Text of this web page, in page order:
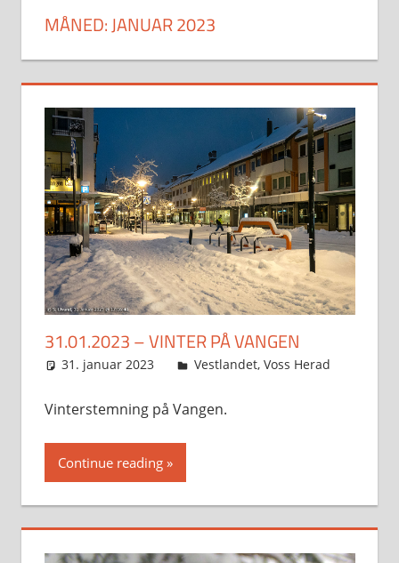
MÅNED:JANUAR 2023
31.01.2023 – VINTER PÅ VANGEN
31. januar 2023 Svein
Vestlandet, Voss Herad
Vinterstemning på Vangen.
Continue reading